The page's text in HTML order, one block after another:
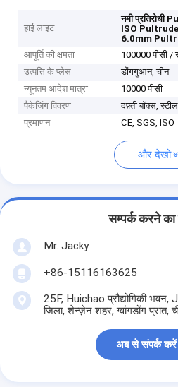
हाई लाइट
नमी प्रतिरोधी
ISO
6.0mm
आपूर्ति की क्षमता
100000 पीसी /
उत्पत्ति के प्लेस
डोंगगुआन, चीन
न्यूनतम आदेश मात्रा
10000 पीसी
पैकेजिंग विवरण
दफ़्ती बॉक्स,
प्रमाणन
CE, SGS, ISO
और देखो
सम्पर्क करने का
Mr. Jacky
+86-15116163625
25F, Huichao प्रौद्योगिकी
जिला, शेन्ज़ेन शहर, ग्वांगडोंग प्रांत,
अब से संपर्क करें